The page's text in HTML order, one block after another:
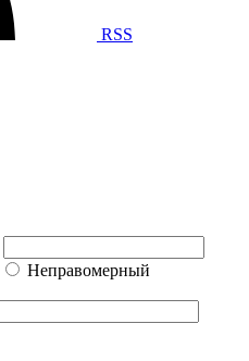
RSS
Неправомерный